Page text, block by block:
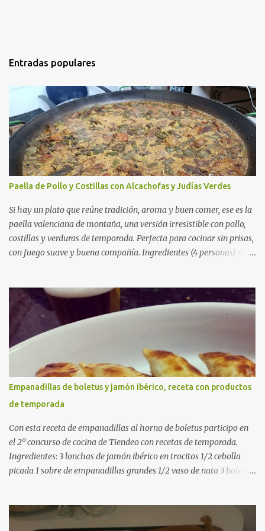
Entradas populares
Paella de Pollo y Costillas con Alcachofas y Judías Verdes
Si hay un plato que reúne tradición, aroma y buen comer, ese es la
paella valenciana de montaña, una versión irresistible con pollo,
costillas y verduras de temporada. Perfecta para cocinar sin prisas,
con fuego suave y buena compañía. Ingredientes (4 personas) 400
verdes planas 2 tomates maduros rallados 1,2 litros de caldo de
pollo (o agua) 1 cucharadita de hebras de azafrán 1 cucharadita de
pimentón dulce 2 dientes de ajo Aceite de oliva virgen extra Sal al
gusto (Opcional) una ramita de romero Elaboración 1. Prepara las
verduras Limpia las alcachofas, retira las hojas duras y córtalas en
cuartos. Trocea las judías verdes. Reserva en agua con limón para
que no se oxiden. 2. Sofríe las carnes En la paellera, añade un buen
chorro de aceite de oliva y dora bien el pollo y las costillas a fuego
medio-alto. Este paso es clave: cuanto más dorado, más sabor ten...
Empanadillas de boletus y jamón ibérico, receta con productos
de temporada
Con esta receta de empanadillas al horno de boletus participo en
el 2º concurso de cocina de Tiendeo con recetas de temporada.
Ingredientes: 3 lonchas de jamón ibérico en trocitos 1/2 cebolla
picada 1 sobre de empanadillas grandes 1/2 vaso de nata 3 boletus
virgen para untar la bandeja de horno Elaboración: Precalentar el
horno a 200ºC .Picamos la cebolla y la doramos en una sartén